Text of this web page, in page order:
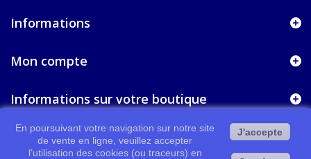
Informations
Mon compte
Informations sur votre boutique
En poursuivant votre navigation sur notre site
de vente en ligne, veuillez accepter
l’utilisation des cookies (ou traceurs) en
J'accepte